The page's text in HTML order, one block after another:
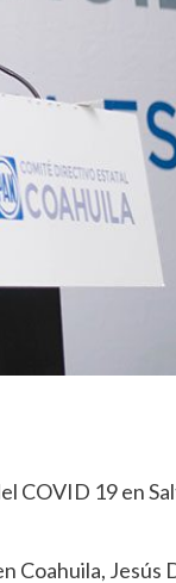
COVID 19 en
Coahuila, Jesús